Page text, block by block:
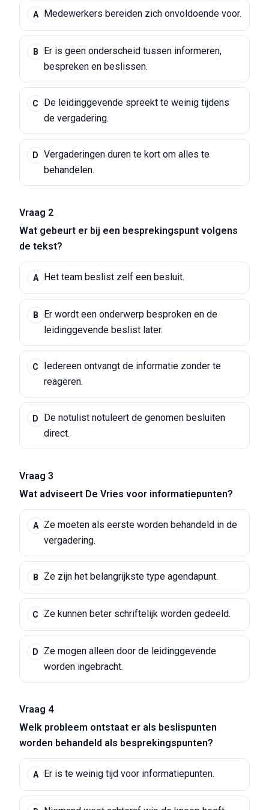
A Medewerkers bereiden zich onvoldoende voor.
B
Er is geen onderscheid tussen informeren,
bespreken en beslissen.
C
De leidinggevende spreekt te weinig tijdens
de vergadering.
D
Vergaderingen duren te kort om alles te
behandelen.
Vraag 2
Wat gebeurt er bij een besprekingspunt volgens
de tekst?
A Het team beslist zelf een besluit.
B
Er wordt een onderwerp besproken en de
leidinggevende beslist later.
C
Iedereen ontvangt de informatie zonder te
reageren.
D
De notulist notuleert de genomen besluiten
direct.
Vraag 3
Wat adviseert De Vries voor informatiepunten?
A
Ze moeten als eerste worden behandeld in de
vergadering.
B Ze zijn het belangrijkste type agendapunt.
C Ze kunnen beter schriftelijk worden gedeeld.
D
Ze mogen alleen door de leidinggevende
worden ingebracht.
Vraag 4
Welk probleem ontstaat er als beslispunten
worden behandeld als besprekingspunten?
A Er is te weinig tijd voor informatiepunten.